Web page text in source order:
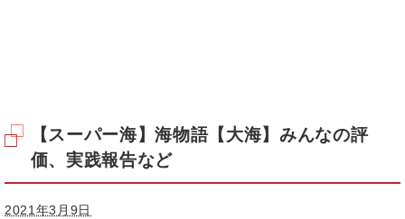
【スーパー海】海物語【大海】みんなの評
価、実践報告など
2021年3月9日